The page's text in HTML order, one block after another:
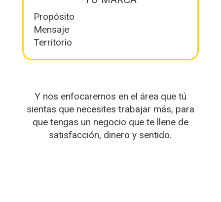
Propósito
Mensaje
Territorio
Y nos enfocaremos en el área que tú
sientas que necesites trabajar más, para
que tengas un negocio que te llene de
satisfacción, dinero y sentido.